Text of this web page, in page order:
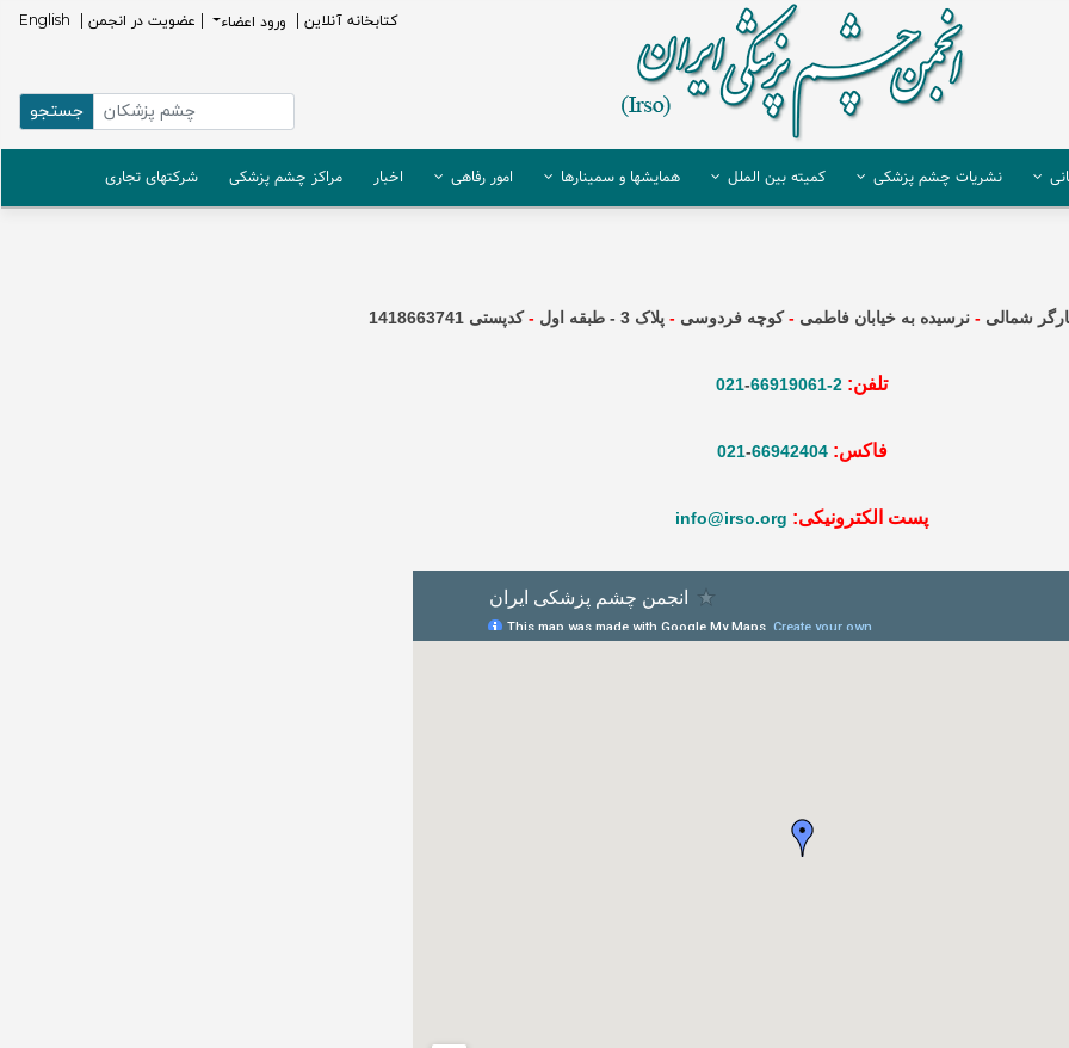
كتابخانه آنلاين | ورود اعضاء | عضویت در انجمن | English
نشریات چشم پزشکی کمیته بین الملل همایشها و سمینارها امور رفاهی اخبار مراکز چشم پزشکی شرکتهای تجاری
شمالی - نرسيده به خيابان فاطمی -کوچه فردوسی - پلاک 3 - طبقه اول -کدپستی 1418663741
تلفن: 2-66919061
-
021
فاکس: 66942404
-
021
پست الکترونیکی: info@irso.org